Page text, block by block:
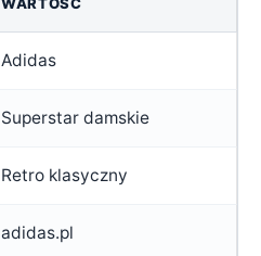
Adidas
Superstar damskie
Retro klasyczny
adidas.pl